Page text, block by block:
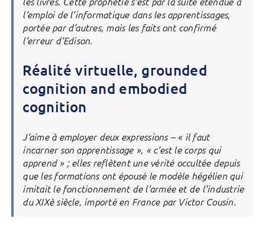
l’emploi de l’informatique dans les apprentissages,
portée par d’autres, mais les faits ont confirmé
l’erreur d’Edison.
Réalité virtuelle, grounded
cognition and embodied
cognition
J’aime à employer deux expressions – « il faut
incarner son apprentissage », « c’est le corps qui
apprend » ; elles reflètent une vérité occultée depuis
que les formations ont épousé le modèle hégélien qui
imitait le fonctionnement de l’armée et de l’industrie
du XIXè siècle, importé en France par Victor Cousin.